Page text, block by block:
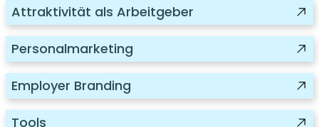
Attraktivität als Arbeitgeber
Personalmarketing
Employer Branding
Tools